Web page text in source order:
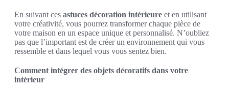
En suivant ces astuces décoration intérieure et en utilisant
votre créativité, vous pourrez transformer chaque pièce de
votre maison en un espace unique et personnalisé. N’oubliez
pas que l’important est de créer un environnement qui vous
ressemble et dans lequel vous vous sentez bien.
Comment intégrer des objets décoratifs dans votre
intérieur